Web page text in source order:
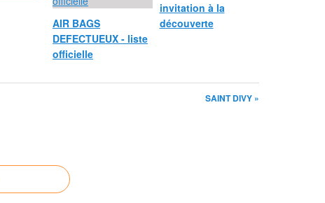
AIR BAGS
DEFECTUEUX - liste
officielle
invitation à la
découverte
SAINT DIVY »